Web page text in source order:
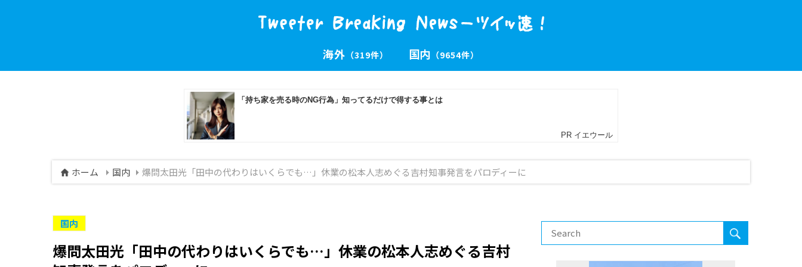
海外 （319件） 国内 （9654件）
ホーム 国内 爆問太田光「田中の代わりはいくらでも…」休業の松本人志めぐる吉村知事発言をパロディーに
国内
爆問太田光「田中の代わりはいくらでも…」休業の松本人志めぐる吉村